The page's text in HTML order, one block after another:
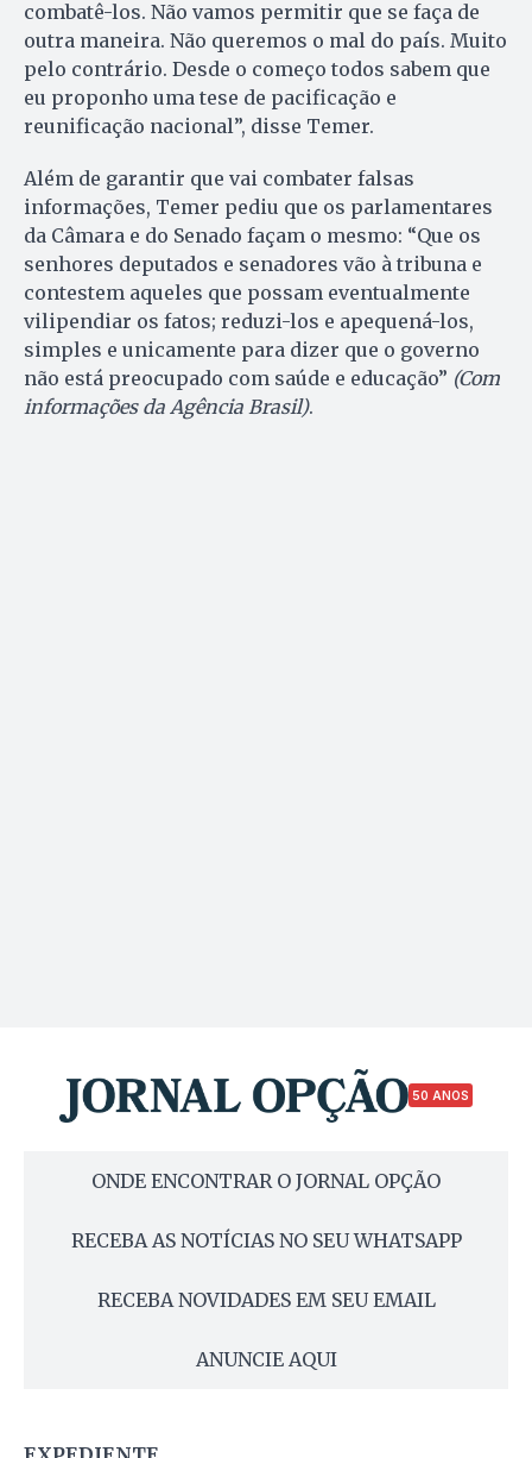
combatê-los. Não vamos permitir que se faça de
outra maneira. Não queremos o mal do país. Muito
pelo contrário. Desde o começo todos sabem que
eu proponho uma tese de pacificação e
reunificação nacional”, disse Temer.
Além de garantir que vai combater falsas
informações, Temer pediu que os parlamentares
da Câmara e do Senado façam o mesmo: “Que os
senhores deputados e senadores vão à tribuna e
contestem aqueles que possam eventualmente
vilipendiar os fatos; reduzi-los e apequená-los,
simples e unicamente para dizer que o governo
não está preocupado com saúde e educação” (Com
informações da Agência Brasil).
50 ANOS
ONDE ENCONTRAR O JORNAL OPÇÃO
RECEBA AS NOTÍCIAS NO SEU WHATSAPP
RECEBA NOVIDADES EM SEU EMAIL
ANUNCIE AQUI